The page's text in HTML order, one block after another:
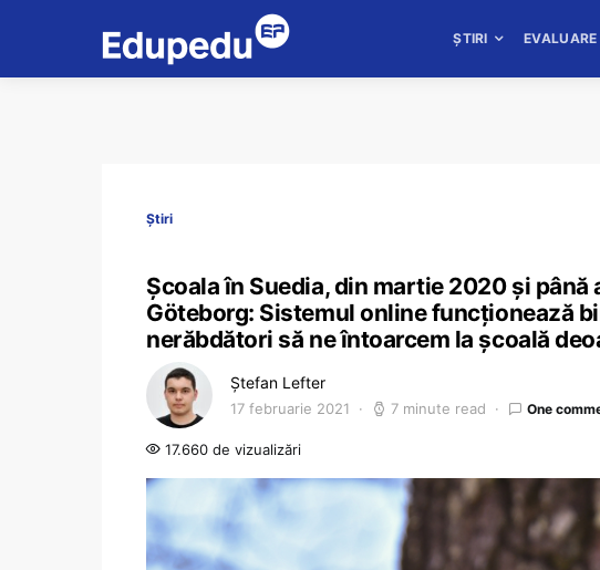
ȘTIRI
Știri
Școala în Suedia, din martie 2020 și până
Göteborg: Sistemul online funcționează
nerăbdători să ne întoarcem la școală
Ștefan Lefter
17 februarie 2021 7 minute read One
17.660 de vizualizări